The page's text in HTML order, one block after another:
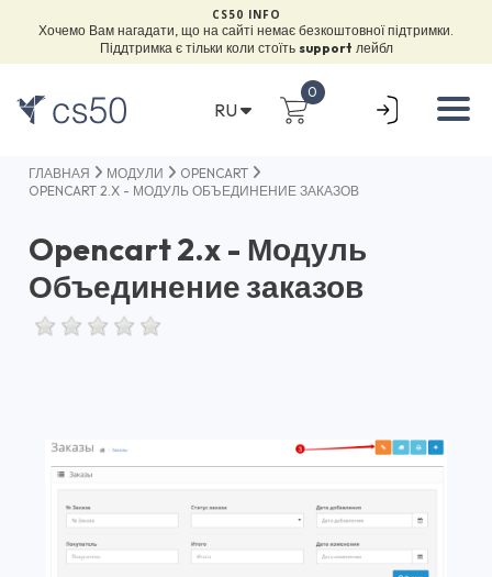
CS50 INFO
Хочемо Вам нагадати, що на сайті немає безкоштовної підтримки.
Піддтримка є тільки коли стоїть support лейбл
RU
0
ГЛАВНАЯ МОДУЛИ
OPENCART
OPENCART 2.X - МОДУЛЬ ОБЪЕДИНЕНИЕ ЗАКАЗОВ
Opencart 2.x - Модуль
Объединение заказов